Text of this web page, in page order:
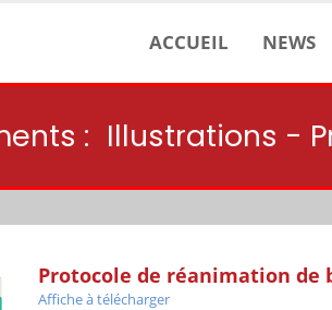
ACCUEIL NEWS
: Illustrations -
Protocole de réanimation de
Affiche à télécharger